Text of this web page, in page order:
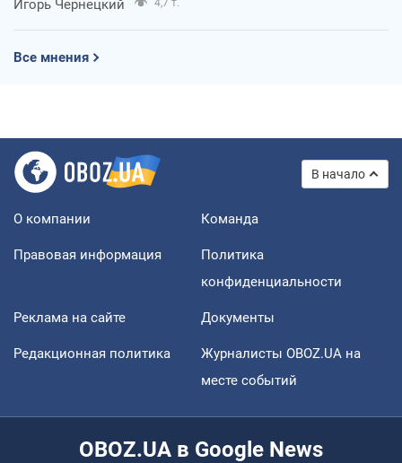
Игорь Чернецкий
Все мнения
В начало
О компании Команда
Правовая информация
Политика
конфиденциальности
Реклама на сайте Документы
Редакционная политика
Журналисты OBOZ.UA на
месте событий
OBOZ.UA в Google News